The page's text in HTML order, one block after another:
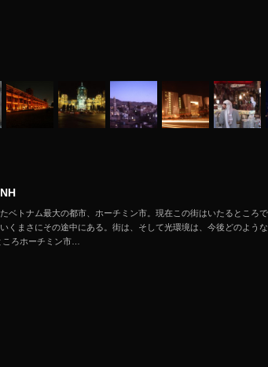
ベトナム最大の都市、ホーチミン市。現在この街はいたるところ
くまさにその途中にある。街は、そして光環境は、今後どのよう
ろホーチミン市…